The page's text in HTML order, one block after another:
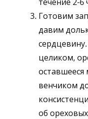
Готовим
давим
целиком,
оставшееся
венчиком
об ореховых